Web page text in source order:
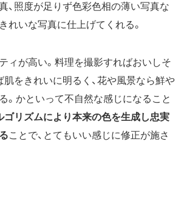
、照度が足りず色彩色相の薄い写真な
れいな写真に仕上げてくれる。
ィが高い。料理を撮影すればおいしそ
肌をきれいに明るく、花や風景なら鮮や
。かといって不自然な感じになること
ゴリズムにより本来の色を生成し忠実
ことで、とてもいい感じに修正が施さ